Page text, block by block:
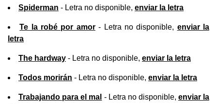
Spiderman - Letra no disponible, enviar la letra
Te la robé por amor- Letra no disponible, enviar la
letra
The hardway - Letra no disponible, enviar la letra
Todos morirán - Letra no disponible, enviar la letra
Trabajando para el mal - Letra no disponible, enviar la